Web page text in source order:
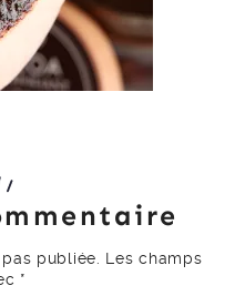
publiée.
Les champs
*